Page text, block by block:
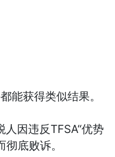
能获得类似结果。
因违反TFSA“优势
底败诉。